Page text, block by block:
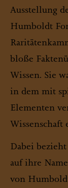
Ausstellung
Humboldt
bloße
Wissen. Sie
in dem mit
Elementen
Dabei
auf ihre
von